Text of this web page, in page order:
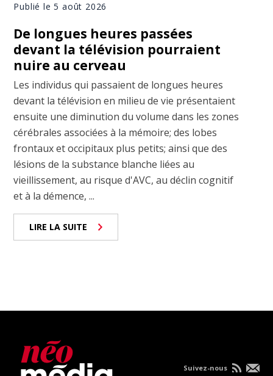
Publié le 5 août 2026
De longues heures passées
devant la télévision pourraient
nuire au cerveau
Les individus qui passaient de longues heures
devant la télévision en milieu de vie présentaient
ensuite une diminution du volume dans les zones
cérébrales associées à la mémoire; des lobes
frontaux et occipitaux plus petits; ainsi que des
lésions de la substance blanche liées au
vieillissement, au risque d'AVC, au déclin cognitif
et à la démence, ...
LIRE LA SUITE
Suivez-nous